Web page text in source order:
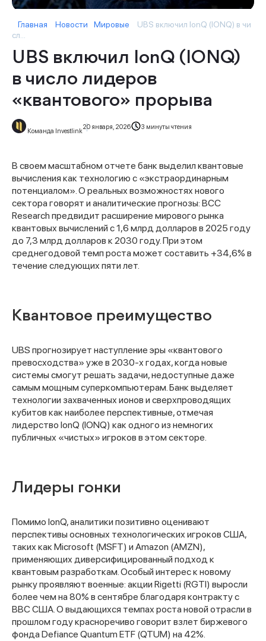
Главная Новости Мировые
UBS включил IonQ (IONQ) в чи
сл...
UBS включил IonQ (IONQ)
в число лидеров
«квантового» прорыва
Команда Investlink
20 января, 2026 3 минуты чтения
В своем масштабном отчете банк выделил квантовые
вычисления как технологию с «экстраординарным
потенциалом». О реальных возможностях нового
сектора говорят и аналитические прогнозы: BCC
Research предвидит расширение мирового рынка
квантовых вычислений с 1,6 млрд долларов в 2025 году
до 7,3 млрд долларов к 2030 году. При этом
среднегодовой темп роста может составить +34,6% в
течение следующих пяти лет.
Квантовое преимущество
UBS прогнозирует наступление эры «квантового
превосходства» уже в 2030-х годах, когда новые
системы смогут решать задачи, недоступные даже
самым мощным суперкомпьютерам. Банк выделяет
технологии захваченных ионов и сверхпроводящих
кубитов как наиболее перспективные, отмечая
лидерство IonQ (IONQ) как одного из немногих
публичных «чистых» игроков в этом секторе.
Лидеры гонки
Помимо IonQ, аналитики позитивно оценивают
перспективы основных технологических игроков США,
таких как Microsoft (MSFT) и Amazon (AMZN),
применяющих диверсифицированный подход к
квантовым разработкам. Особый интерес к новому
рынку проявляют военные: акции Rigetti (RGTI) выросли
более чем на 80% в сентябре благодаря контракту с
ВВС США. О выдающихся темпах роста новой отрасли в
прошлом году красноречиво говорит взлет биржевого
фонда Defiance Quantum ETF (QTUM) на 42%.